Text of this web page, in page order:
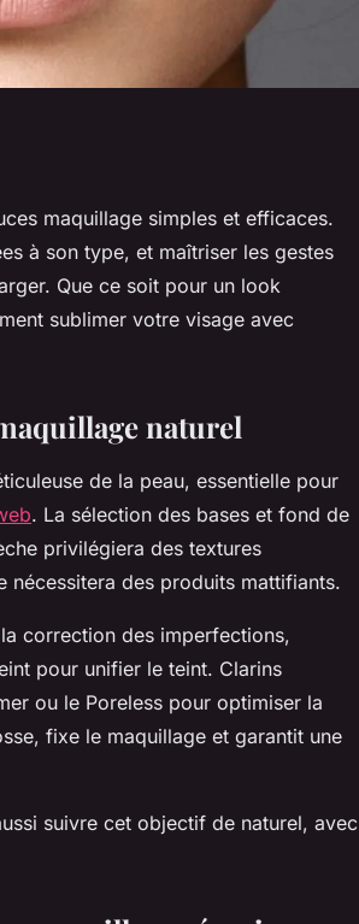
un
maquillage simples et efficaces.
à son type, et maîtriser les gestes
Que ce soit pour un look
sublimer votre visage avec
naturel
de la peau, essentielle pour
. La sélection des bases et fond de
privilégiera des textures
nécessitera des produits mattifiants.
correction des imperfections,
pour unifier le teint. Clarins
ou le Poreless pour optimiser la
fixe le maquillage et garantit une
suivre cet objectif de naturel, avec